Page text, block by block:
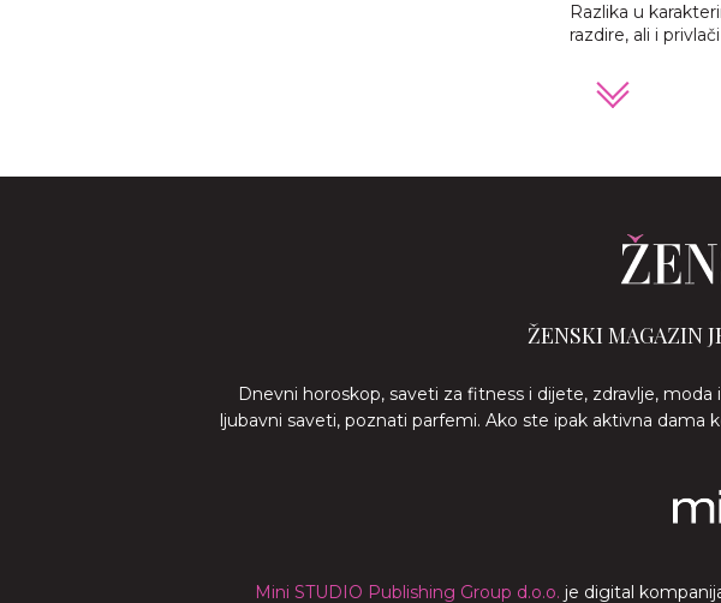
Razlika u
razdire, ali i
ŽENSKI MAGAZIN
Dnevni horoskop, saveti za fitness i dijete, zdravlje,
ljubavni saveti, poznati parfemi. Ako ste ipak aktivna
Mini STUDIO Publishing Group d.o.o. je digital